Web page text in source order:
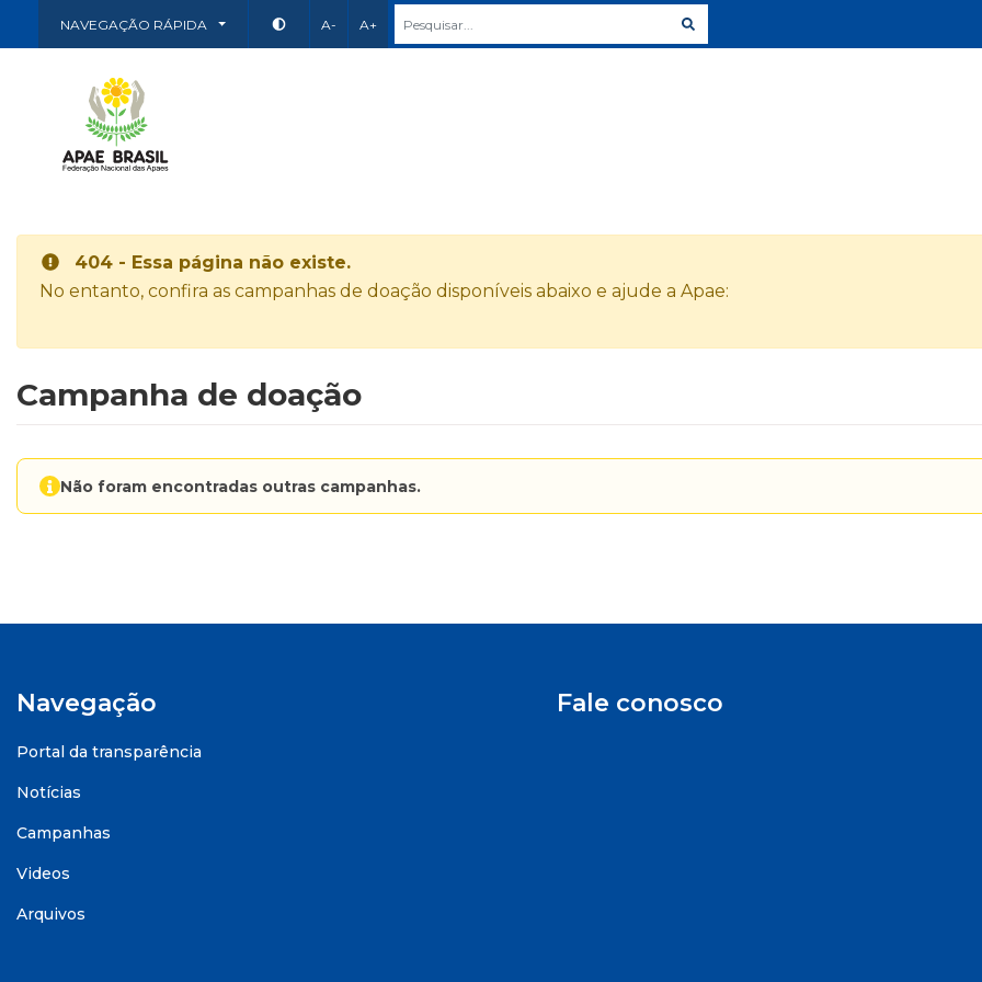
NAVEGAÇÃO RÁPIDA A- A+
404 - Essa página não existe.
No entanto, confira as campanhas de doação disponíveis abaixo e ajude a Apae:
Campanha de doação
Não foram encontradas outras campanhas.
Navegação
Portal da transparência
Notícias
Campanhas
Videos
Arquivos
Fale conosco